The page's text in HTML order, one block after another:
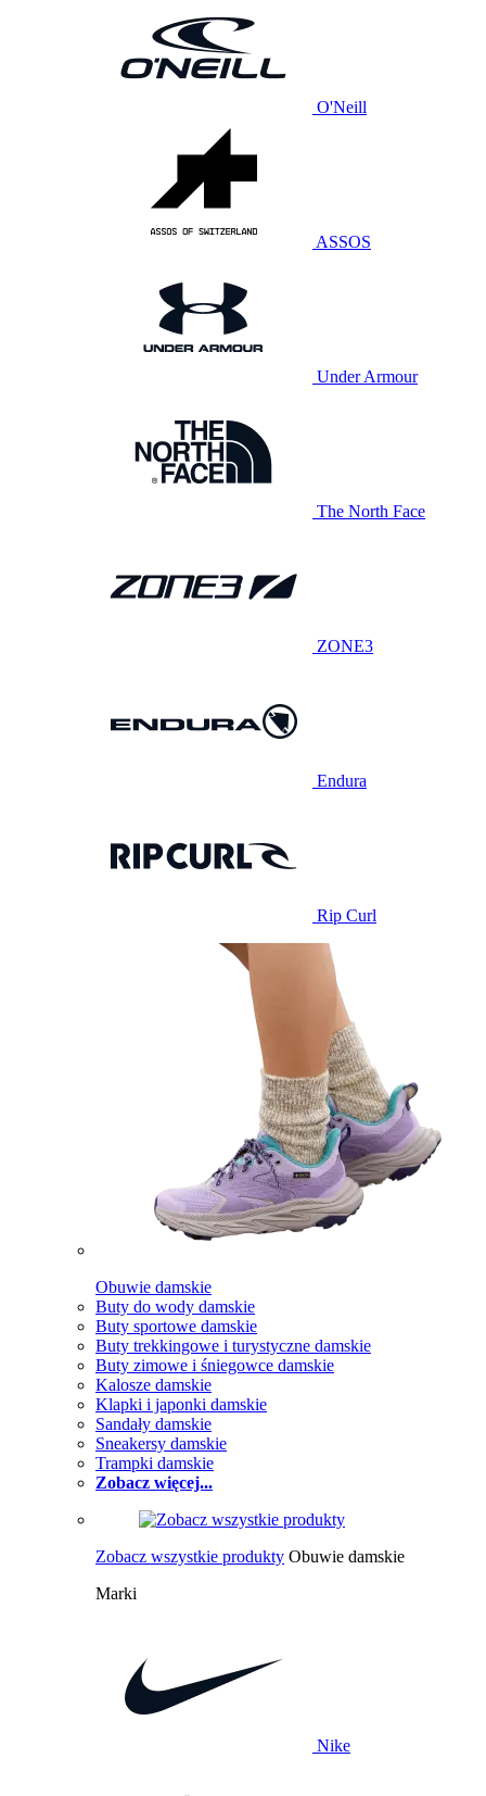
O'Neill
ASSOS
Under Armour
The North Face
ZONE3
Endura
Rip Curl
Obuwie damskie
Buty do wody damskie
Buty sportowe damskie
Buty trekkingowe i turystyczne damskie
Buty zimowe i śniegowce damskie
Kalosze damskie
Klapki i japonki damskie
Sandały damskie
Sneakersy damskie
Trampki damskie
Zobacz więcej...
Zobacz wszystkie produkty Obuwie damskie
Marki
Nike